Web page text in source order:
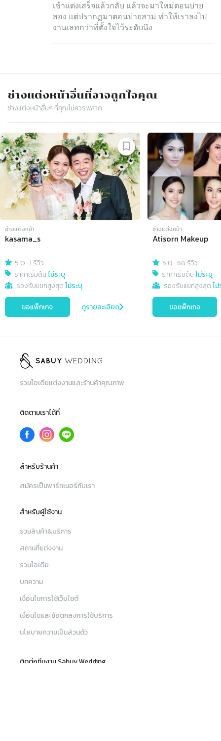
เช้าแต่งเสร็จแล้วกลับ แล้วจะมาใหม่ตอนบ่าย
สอง แต่ปรากฏมาตอนบ่ายสาม ทำให้เราลงไป
ช่างแต่งหน้าอื่นที่อาจถูกใจคุณ
ช่างแต่งหน้าอื่นๆ ที่คุณไม่ควรพลาด
Slide 1 of 4
ช่างแต่งหน้า
kasama_s
5.0 ·1 รีวิว
ราคาเริ่มต้นไม่ระบุ
รองรับแขกสูงสุดไม่ระบุ
ขอแพ็กเกจ ดูรายละเอียด
ช่างแต่งหน้า
Atisorn Makeup
5.0 · 68 รีวิว
ราคาเริ่มต้นไม่ระบุ
รองรับแขกสูงสุดไ
ขอแพ็กเกจ
รวมไอเดียแต่งงานและร้านค้าคุณภาพ
ติดตามเราได้ที่
สำหรับร้านค้า
สมัครเป็นพาร์ทเนอร์กับเรา
สำหรับผู้ใช้งาน
รวมสินค้า&บริการ
สถานที่แต่งงาน
รวมไอเดีย
บทความ
เงื่อนไขการใช้เว็บไซต์
เงื่อนไขและข้อตกลงการใช้บริการ
นโยบายความเป็นส่วนตัว
ติดต่อทีมงาน Sabuy Wedding